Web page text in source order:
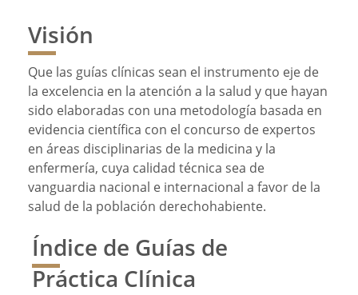
Visión
Que las guías clínicas sean el instrumento eje de
la excelencia en la atención a la salud y que hayan
sido elaboradas con una metodología basada en
evidencia científica con el concurso de expertos
en áreas disciplinarias de la medicina y la
enfermería, cuya calidad técnica sea de
vanguardia nacional e internacional a favor de la
salud de la población derechohabiente.
Índice de Guías de
Práctica Clínica